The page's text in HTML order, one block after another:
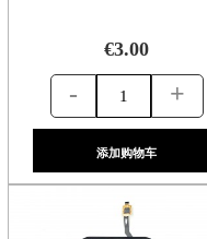
€3.00
- +
添加购物车